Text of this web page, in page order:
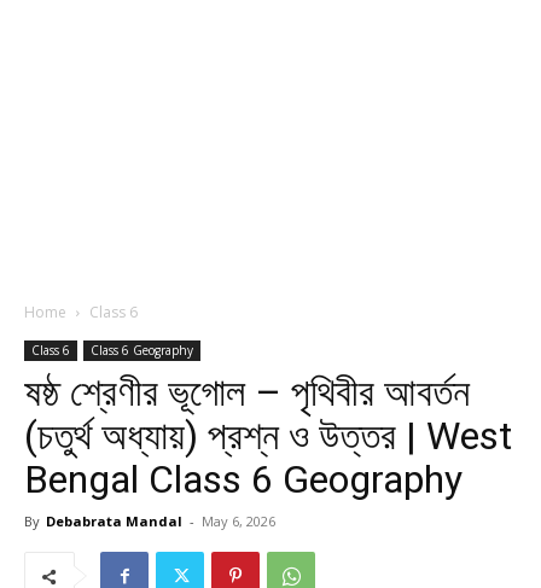
Home Class 6
Class 6 Class 6 Geography
ষষ্ঠ শ্রেণীর ভূগোল – পৃথিবীর আবর্তন
(চতুর্থ অধ্যায়) প্রশ্ন ও উত্তর | West
Bengal Class 6 Geography
By Debabrata Mandal - May 6, 2026